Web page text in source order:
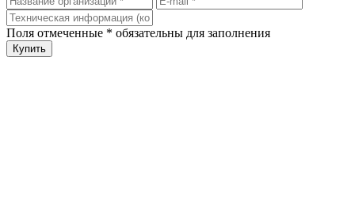
Поля отмеченные * обязательны для заполнения